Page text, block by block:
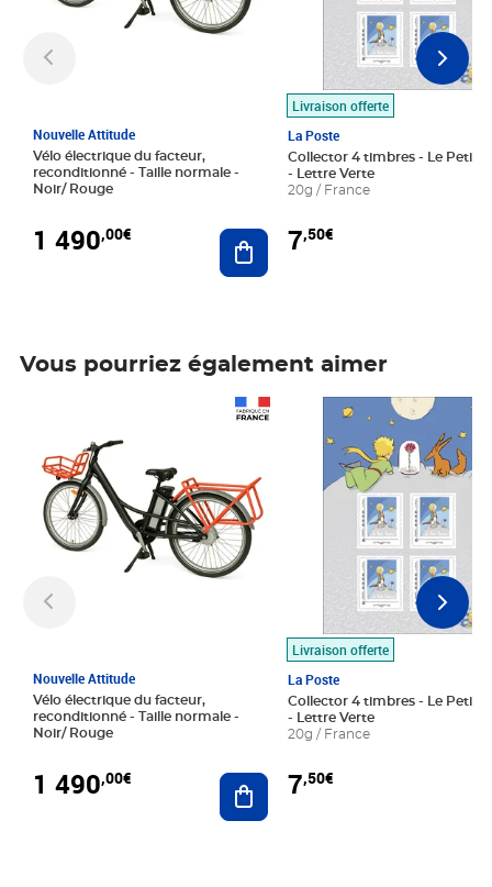
Nouvelle Attitude
Vélo électrique du facteur,
reconditionné - Taille normale -
Noir/ Rouge
1 490,00€ Ajouter au panier
Livraison offerte
La Poste
Collector 4 timbres - Le Petit
- Lettre Verte
20g / France
7,50€
Vous pourriez également aimer
Nouvelle Attitude
Vélo électrique du facteur,
reconditionné - Taille normale -
Noir/ Rouge
1 490,00€ Ajouter au panier
Livraison offerte
La Poste
Collector 4 timbres - Le Petit
- Lettre Verte
20g / France
7,50€
Prix 7,50€